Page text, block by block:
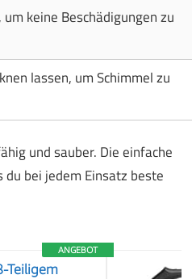
keine Beschädigungen zu
lassen, um Schimmel zu
und sauber. Die einfache
bei jedem Einsatz beste
ANGEBOT
Teiligem